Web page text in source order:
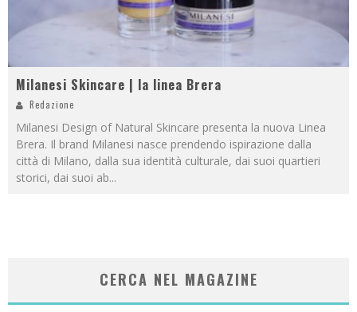
Milanesi Skincare | la linea Brera
Redazione
Milanesi Design of Natural Skincare presenta la nuova Linea
Brera. Il brand Milanesi nasce prendendo ispirazione dalla
città di Milano, dalla sua identità culturale, dai suoi quartieri
storici, dai suoi ab...
CERCA NEL MAGAZINE